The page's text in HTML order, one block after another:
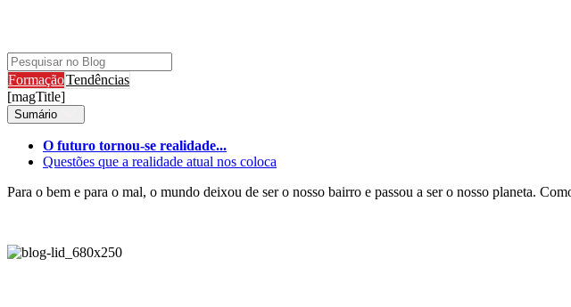
FormaçãoTendências
[magTitle]
Sumário
O futuro tornou-se realidade...
Questões que a realidade atual nos coloca
Para o bem e para o mal, o mundo deixou de ser o nosso bairro e passou a ser o nosso planeta.